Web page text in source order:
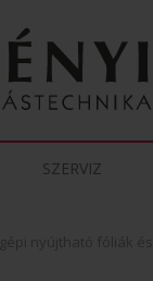
SZERVIZ